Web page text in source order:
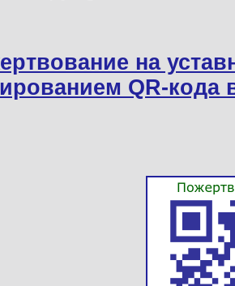
на
QR-